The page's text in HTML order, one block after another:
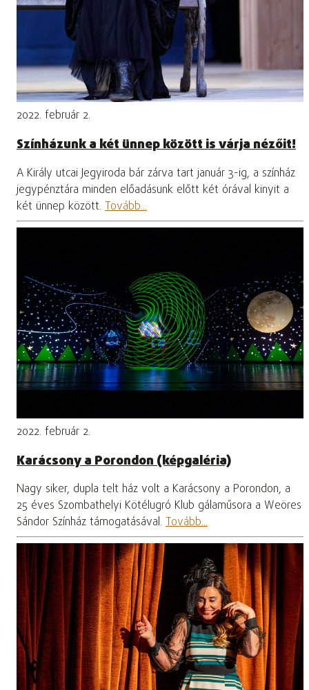
2022. február 2.
Színházunk a két ünnep között is várja nézőit!
A Király utcai Jegyiroda bár zárva tart január 3-ig, a színház
jegypénztára minden előadásunk előtt két órával kinyit a
két ünnep között. Tovább...
2022. február 2.
Karácsony a Porondon (képgaléria)
Nagy siker, dupla telt ház volt a Karácsony a Porondon, a
25 éves Szombathelyi Kötélugró Klub gálaműsora a Weöres
Sándor Színház támogatásával. Tovább...